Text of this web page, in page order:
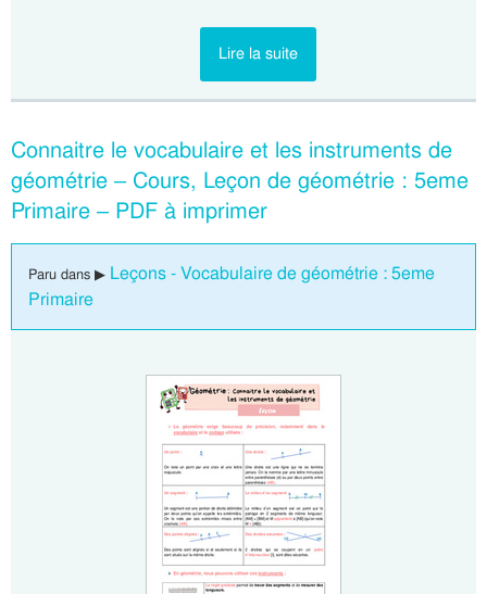
Lire la suite
Connaitre le vocabulaire et les instruments de
géométrie – Cours, Leçon de géométrie : 5eme
Primaire – PDF à imprimer
Paru dans ▶ Leçons - Vocabulaire de géométrie : 5eme
Primaire